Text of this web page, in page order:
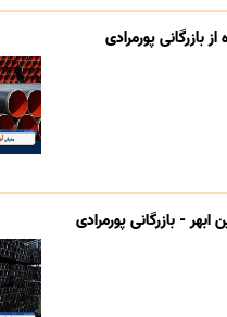
بازرگانی پورمرادی
- بازرگانی پورمرادی